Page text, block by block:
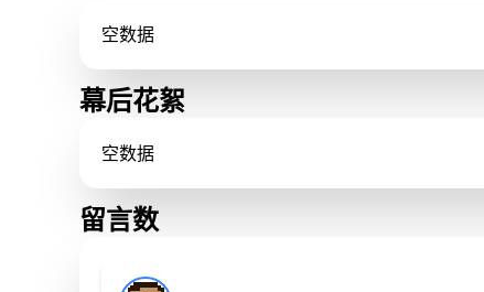
与沈墨携手成长，建立起温
空数据
幕后花絮
空数据
留言数